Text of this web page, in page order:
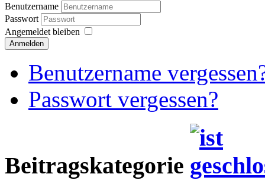
Benutzername
Passwort
Angemeldet bleiben
Anmelden
Benutzername
Passwort vergessen?
Beitragskategorie